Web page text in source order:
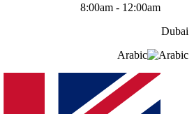
8:00am - 12:00am
Dubai
Arabic